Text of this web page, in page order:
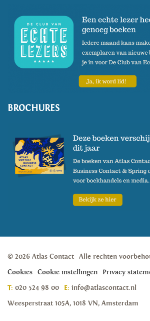
BROCHURES
© 2026 Atlas Contact Alle rechten
Cookies
Cookie instellingen
Privacy
T: 020 524 98 00 E: info@atlascontact.nl
Weesperstraat 105A, 1018 VN, Amsterdam